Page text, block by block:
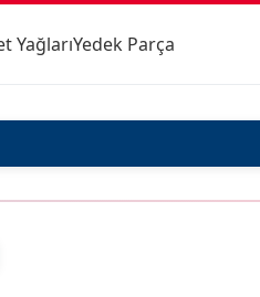
YağlarıYedek Parça